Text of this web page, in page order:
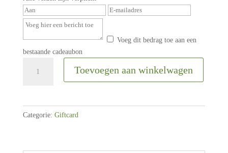
Voeg dit bedrag toe aan een
bestaande cadeaubon
Toevoegen aan winkelwagen
Categorie: Giftcard